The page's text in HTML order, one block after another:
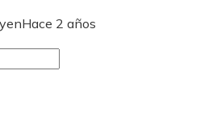
Hace 2 años